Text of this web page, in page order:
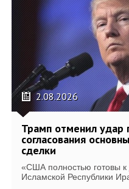
2.08.2026
Трамп отменил удар
согласования
сделки
«США полностью готовы к
Исламской Республики